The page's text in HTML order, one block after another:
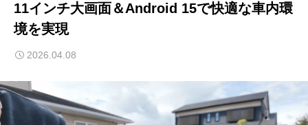
11インチ大画面＆Android 15で快適な車内環
境を実現
2026.04.08